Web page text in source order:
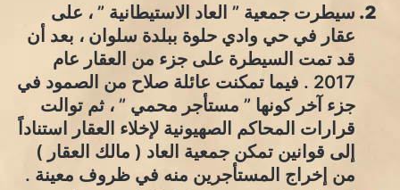
سيطرت جمعية ” العاد الاستيطانية ” ، على
عقار في حي وادي حلوة ببلدة سلوان ، بعد أن
قد تمت السيطرة على جزء من العقار عام
2017 . فيما تمكنت عائلة صلاح من الصمود في
جزء آخر كونها ” مستأجر محمي ” ، ثم توالت
قرارات المحاكم الصهيونية لإخلاء العقار استناداً
إلى قوانين تمكن جمعية العاد ( مالك العقار )
من إخراج المستأجرين منه في ظروف معينة .